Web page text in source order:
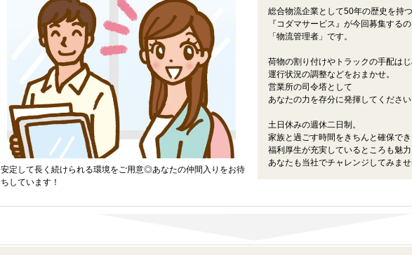
安定して長く続けられる環境をご用意◎あなたの仲間入りをお待
ちしています！
総合物流企業として50年の歴史を持つ
『コダマサービス』が今回募集する
「物流管理者」です。
荷物の割り付けやトラックの手配は
運行状況の調整などをおまかせ。
営業所の司令塔として
あなたの力を存分に発揮してくださ
土日休みの週休二日制。
家族と過ごす時間をきちんと確保で
福利厚生が充実しているところも魅
あなたも当社でチャレンジしてみま